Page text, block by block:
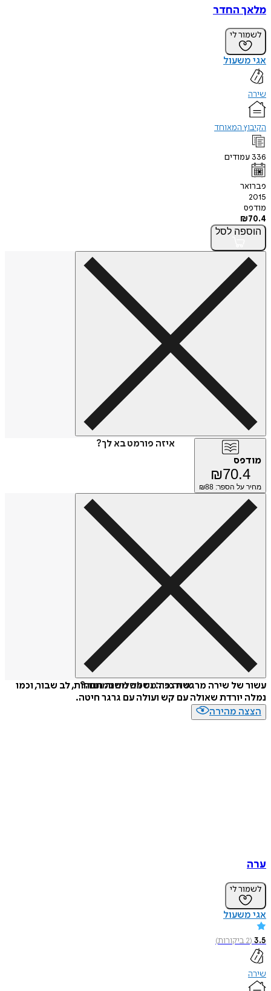
מלאך החדר
לשמור לי
אגי משעול
שירה
הקיבוץ המאוחד
336 עמודים
פברואר
2015
מודפס
₪70.4
הוספה לסל
איזה פורמט בא לך?
מודפס
₪70.4
מחיר על הספר: ₪ 88
איזה פורמט לשלוח כמתנה?
עשור של שירה מרגשת ככה: נשמה משנה תנוחות, לב שבור, וכמו
נמלה יורדת שאולה עם קש ועולה עם גרגר חיטה.
הצצה מהירה
ערה
לשמור לי
אגי משעול
3.5
(
2ביקורות)
שירה